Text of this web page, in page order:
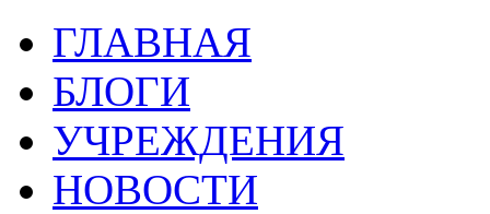
ГЛАВНАЯ
БЛОГИ
УЧРЕЖДЕНИЯ
НОВОСТИ